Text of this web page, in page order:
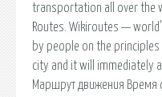
transportation all over the
Routes. Wikiroutes —
by people on the
city and it will immediately
Маршрут движения Время